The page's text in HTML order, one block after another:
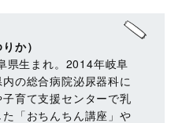
か）
県生まれ。2014年岐阜
の総合病院泌尿器科に
育て支援センターで乳
「おちんちん講座」や